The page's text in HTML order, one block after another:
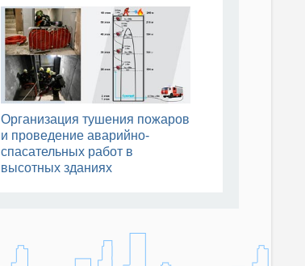
Организация тушения пожаров
и проведение аварийно-
спасательных работ в
высотных зданиях